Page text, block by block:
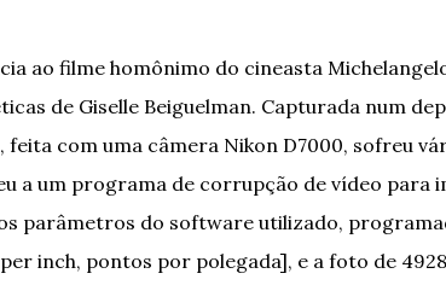
ao filme homônimo do cineasta
de Giselle Beiguelman. Capturada num
com uma câmera Nikon D7000, sofreu
a um programa de corrupção de vídeo para
parâmetros do software utilizado,
inch, pontos por polegada], e a foto de